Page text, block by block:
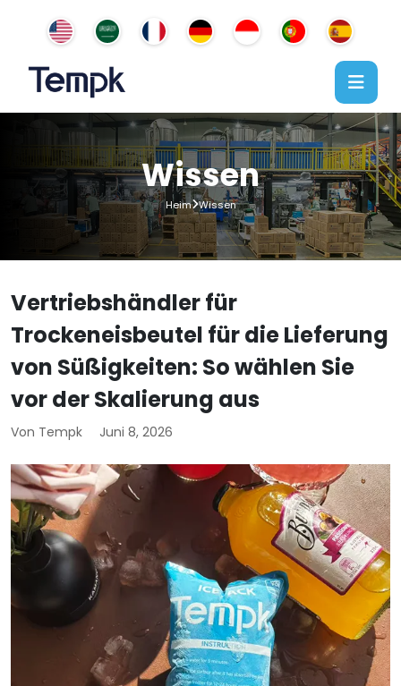
Wissen
Heim Wissen
Vertriebshändler für
Trockeneisbeutel für die Lieferung
von Süßigkeiten: So wählen Sie
vor der Skalierung aus
Von Tempk Juni 8, 2026